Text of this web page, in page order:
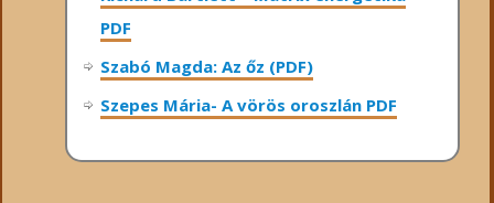
PDF
Szabó Magda: Az őz (PDF)
Szepes Mária- A vörös oroszlán PDF